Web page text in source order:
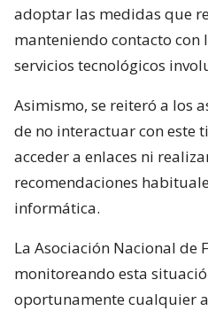
adoptar las medidas que
manteniendo contacto con
servicios tecnológicos
Asimismo, se reiteró a los
de no interactuar con este
acceder a enlaces ni
recomendaciones
informática.
La Asociación Nacional de
monitoreando esta
oportunamente cualquier